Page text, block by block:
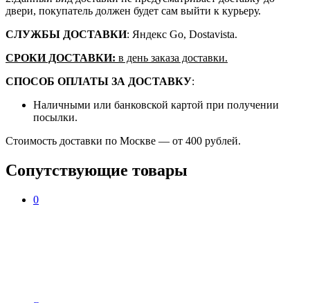
двери, покупатель должен будет сам выйти к курьеру.
СЛУЖБЫ ДОСТАВКИ: Яндекс Go, Dostavista.
СРОКИ ДОСТАВКИ: в день заказа доставки.
СПОСОБ ОПЛАТЫ ЗА ДОСТАВКУ:
Наличными или банковской картой при получении
посылки.
Стоимость доставки по Москве — от 400 рублей.
Сопутствующие товары
0